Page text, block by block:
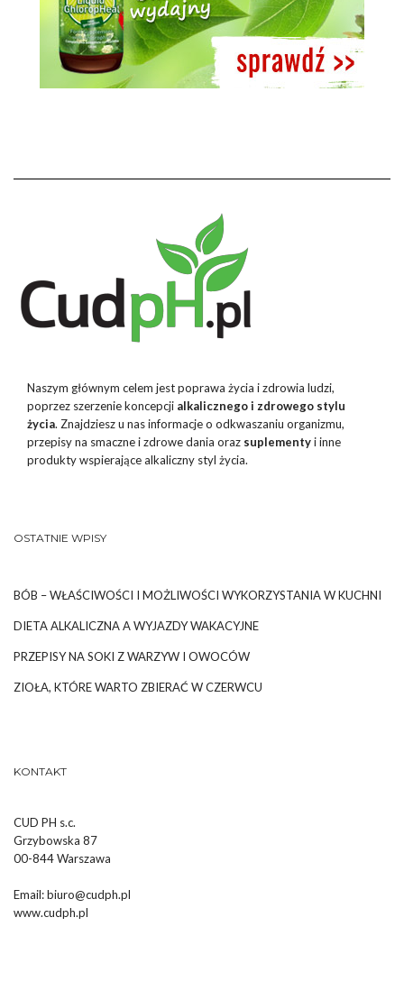
Naszym głównym celem jest poprawa życia i zdrowia ludzi,
poprzez szerzenie koncepcji alkalicznego i zdrowego stylu
życia. Znajdziesz u nas informacje o odkwaszaniu organizmu,
przepisy na smaczne i zdrowe dania oraz suplementyi inne
produkty wspierające alkaliczny styl życia.
OSTATNIE WPISY
BÓB – WŁAŚCIWOŚCI I MOŻLIWOŚCI WYKORZYSTANIA W KUCHNI
DIETA ALKALICZNA A WYJAZDY WAKACYJNE
PRZEPISY NA SOKI Z WARZYW I OWOCÓW
ZIOŁA, KTÓRE WARTO ZBIERAĆ W CZERWCU
KONTAKT
CUD PH s.c.
Grzybowska 87
00-844 Warszawa
Email:biuro@cudph.pl
www.cudph.pl